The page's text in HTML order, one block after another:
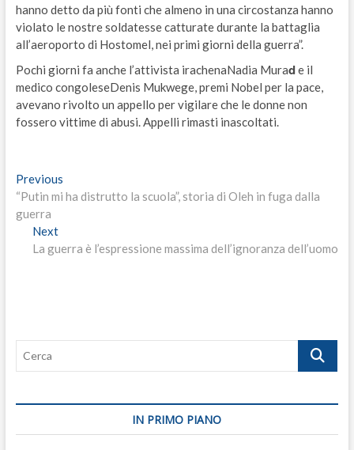
hanno detto da più fonti che almeno in una circostanza hanno
violato le nostre soldatesse catturate durante la battaglia
all’aeroporto di Hostomel, nei primi giorni della guerra”.
Pochi giorni fa anche l’attivista irachenaNadia Murade il
medico congoleseDenis Mukwege, premi Nobel per la pace,
avevano rivolto un appello per vigilare che le donne non
fossero vittime di abusi. Appelli rimasti inascoltati.
Navigazione
articoli
PreviousPrevious
post:
“Putin mi ha distrutto la scuola”, storia di Oleh in fuga dalla
guerra
NextNext
post:
La guerra è l’espressione massima dell’ignoranza dell’uomo
Cerca
IN PRIMO PIANO